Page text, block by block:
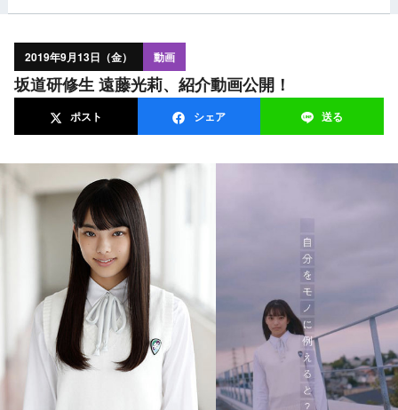
2019年9月13日（金） 動画
坂道研修生 遠藤光莉、紹介動画公開！
ポスト シェア 送る